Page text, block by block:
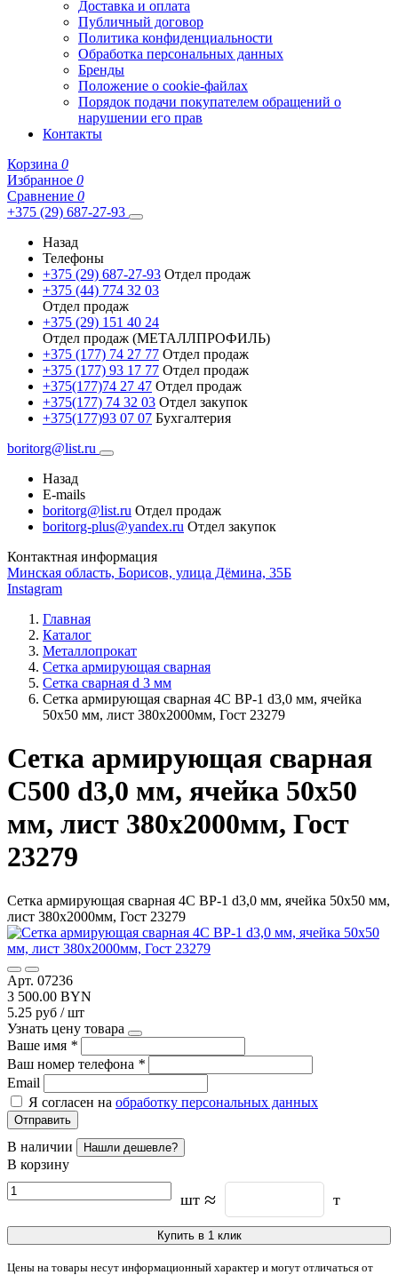
Доставка и оплата
Публичный договор
Политика конфиденциальности
Обработка персональных данных
Бренды
Положение о cookie-файлах
Порядок подачи покупателем обращений о
нарушении его прав
Контакты
Корзина 0
Избранное 0
Сравнение 0
+375 (29) 687-27-93
Назад
Телефоны
+375 (29) 687-27-93 Отдел продаж
+375 (44) 774 32 03
Отдел продаж
+375 (29) 151 40 24
Отдел продаж (МЕТАЛЛПРОФИЛЬ)
+375 (177) 74 27 77 Отдел продаж
+375 (177) 93 17 77 Отдел продаж
+375(177)74 27 47 Отдел продаж
+375(177) 74 32 03 Отдел закупок
+375(177)93 07 07 Бухгалтерия
boritorg@list.ru
Назад
E-mails
boritorg@list.ru Отдел продаж
boritorg-plus@yandex.ru Отдел закупок
Контактная информация
Минская область, Борисов, улица Дёмина, 35Б
Instagram
Главная
Каталог
Металлопрокат
Сетка армирующая сварная
Сетка сварная d 3 мм
Сетка армирующая сварная 4С ВР-1 d3,0 мм, ячейка
50х50 мм, лист 380х2000мм, Гост 23279
Сетка армирующая сварная
С500 d3,0 мм, ячейка 50х50
мм, лист 380х2000мм, Гост
23279
Сетка армирующая сварная 4С ВР-1 d3,0 мм, ячейка 50х50 мм,
лист 380х2000мм, Гост 23279
Арт. 07236
3 500.00 BYN
5.25 руб / шт
Узнать цену товара
Ваше имя *
Ваш номер телефона *
Email
Я согласен на обработку персональных данных
Отправить
В наличии Нашли дешевле?
В корзину
шт ≈ т
Купить в 1 клик
Цены на товары несут информационный характер и могут отличаться от